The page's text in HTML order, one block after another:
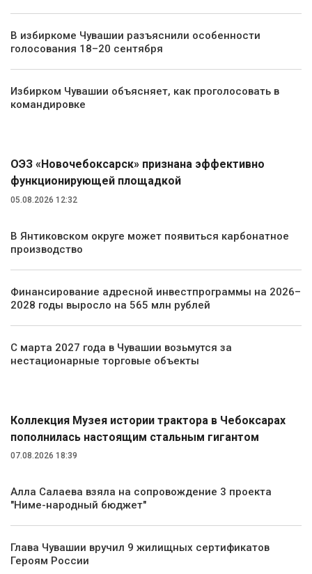
В избиркоме Чувашии разъяснили особенности
голосования 18–20 сентября
Избирком Чувашии объясняет, как проголосовать в
командировке
ОЭЗ «Новочебоксарск» признана эффективно
функционирующей площадкой
05.08.2026 12:32
В Янтиковском округе может появиться карбонатное
производство
Финансирование адресной инвестпрограммы на 2026–
2028 годы выросло на 565 млн рублей
С марта 2027 года в Чувашии возьмутся за
нестационарные торговые объекты
Коллекция Музея истории трактора в Чебоксарах
пополнилась настоящим стальным гигантом
07.08.2026 18:39
Алла Салаева взяла на сопровождение 3 проекта
"Ниме-народный бюджет"
Глава Чувашии вручил 9 жилищных сертификатов
Героям России